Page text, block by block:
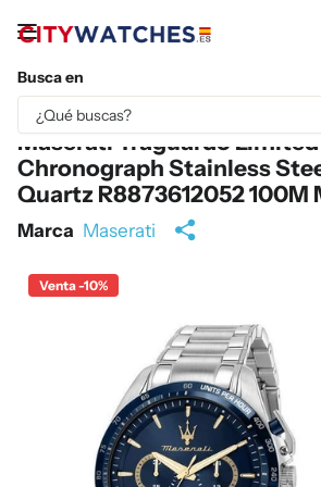
Busca en
Parte del contenido se ha traducido
Maserati Traguardo
Chronograph Stainless
Quartz R8873612052 100M
Marca Maserati
Venta -10%